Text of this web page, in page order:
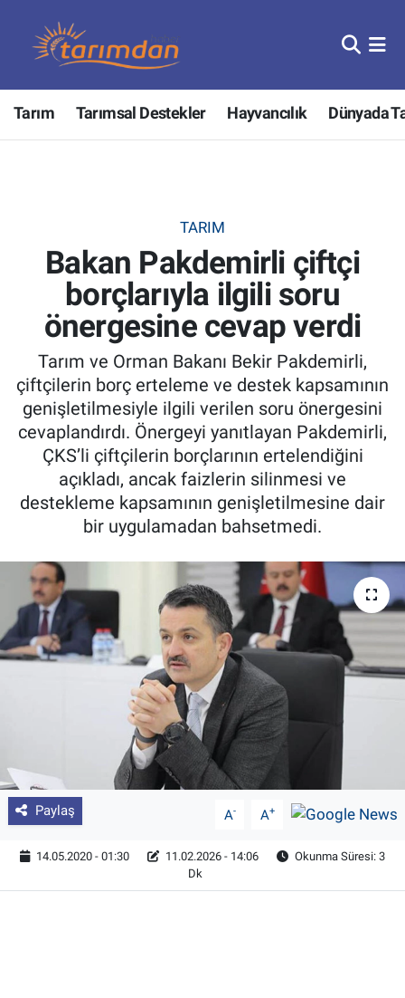
Tarım Tarımsal Destekler Hayvancılık Dünyada
TARIM
Bakan Pakdemirli çiftçi
borçlarıyla ilgili soru
önergesine cevap verdi
Tarım ve Orman Bakanı Bekir Pakdemirli,
çiftçilerin borç erteleme ve destek kapsamının
genişletilmesiyle ilgili verilen soru önergesini
cevaplandırdı. Önergeyi yanıtlayan Pakdemirli,
ÇKS’li çiftçilerin borçlarının ertelendiğini
açıkladı, ancak faizlerin silinmesi ve
destekleme kapsamının genişletilmesine dair
bir uygulamadan bahsetmedi.
Paylaş A- A+
14.05.2020 - 01:30 11.02.2026 - 14:06
Okunma Süresi: 3
Dk
Tarım
Hayvancılık
Tarımsal Destekler
Tarım Bakanlığı
Tarım Kredi Kooperatifleri
Pankobirlik
Et fiyatları
Tarım Bilgisi
Yetiştirici Soruyor
Dünyada Tarım
Üretici Birlikleri
Şeker ve Şekerli Mamüller
Tahıllar ve Baklagiller
Tohum
Nöbetçi Eczaneler
Hava Durumu
Tüm Manşetler
Son Dakika Haberleri
Haber Arşivi